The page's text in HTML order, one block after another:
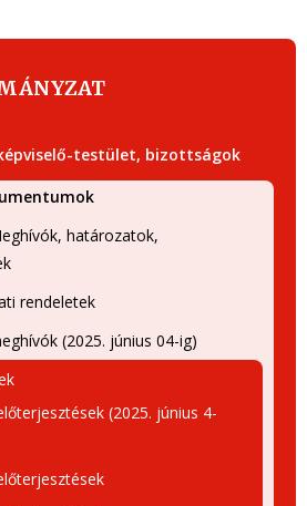
testület, bizottságok
határozatok,
rendeletek
(2025. június 04-ig)
(2025. június 4-